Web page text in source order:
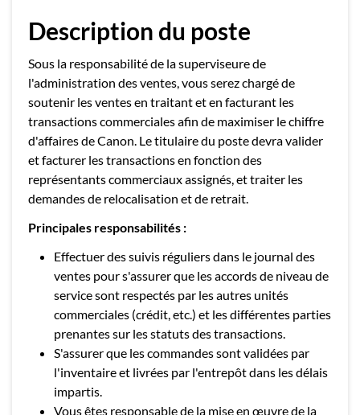
Description du poste
Sous la responsabilité de la superviseure de
l'administration des ventes, vous serez chargé de
soutenir les ventes en traitant et en facturant les
transactions commerciales afin de maximiser le chiffre
d'affaires de Canon. Le titulaire du poste devra valider
et facturer les transactions en fonction des
représentants commerciaux assignés, et traiter les
demandes de relocalisation et de retrait.
Principales responsabilités :
Effectuer des suivis réguliers dans le journal des
ventes pour s'assurer que les accords de niveau de
service sont respectés par les autres unités
commerciales (crédit, etc.) et les différentes parties
prenantes sur les statuts des transactions.
S'assurer que les commandes sont validées par
l'inventaire et livrées par l'entrepôt dans les délais
impartis.
Vous êtes responsable de la mise en œuvre de la